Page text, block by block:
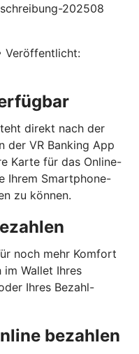
202508
Veröffentlicht:
direkt nach der
der VR Banking App
Karte für das Online-
Ihrem Smartphone-
zu können.
noch mehr Komfort
im Wallet Ihres
Ihres Bezahl-
bezahlen